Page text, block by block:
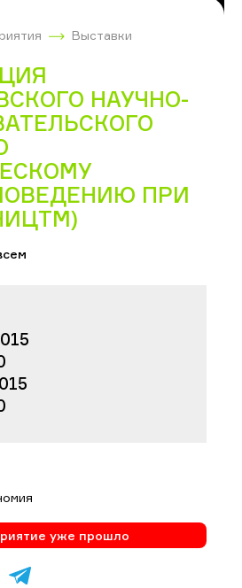
Выставки
НАУЧНО-
ПРИ
уже прошло